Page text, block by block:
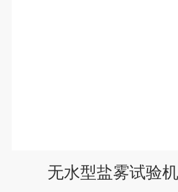
无水型盐雾试验机